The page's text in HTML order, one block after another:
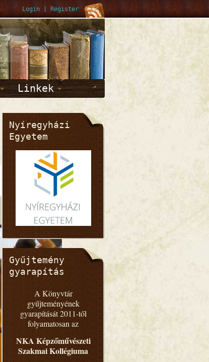
Login Register
Linkek
Nyíregyházi
Egyetem
Gyűjtemény
gyarapítás
A Könyvtár
gyűjteményének
gyarapítását 2011-től
folyamatosan az
NKA Képzőművészeti
Szakmai Kollégiuma